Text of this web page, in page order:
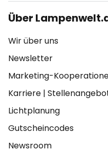
Über
Wir über uns
Newsletter
Marketing-
Karriere |
Lichtplanung
Gutscheincodes
Newsroom